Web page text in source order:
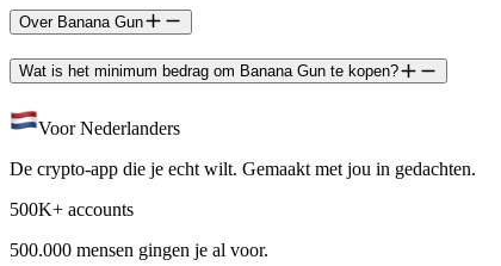
Over Banana Gun
Wat is het minimum bedrag om Banana Gun te kopen?
Voor Nederlanders
De crypto-app die je echt wilt. Gemaakt met jou in gedachten.
500K+ accounts
500.000 mensen gingen je al voor.